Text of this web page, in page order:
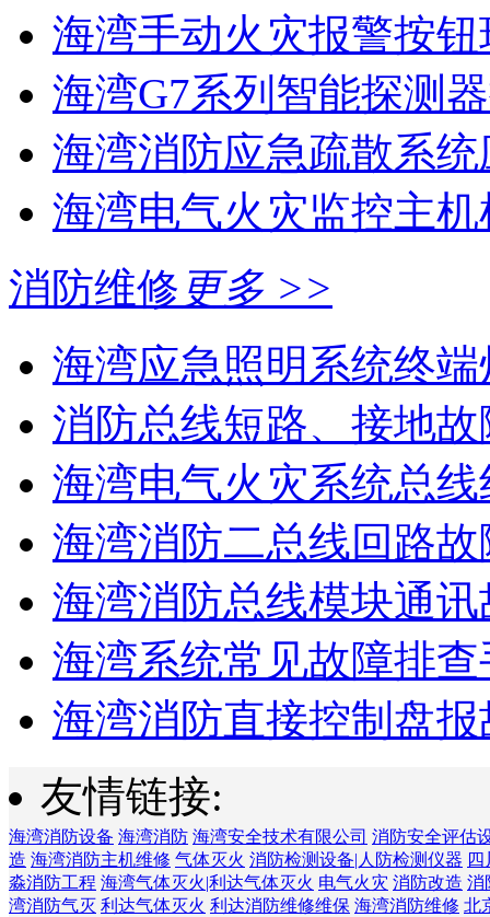
海湾手动火灾报警按钮
海湾G7系列智能探测
海湾消防应急疏散系统
海湾电气火灾监控主
消防维修 更多 >>
海湾应急照明系统终端
消防总线短路、接地故
海湾电气火灾系统总线
海湾消防二总线回路故
海湾消防总线模块通讯
海湾系统常见故障排
海湾消防直接控制盘报
友情链接:
海湾消防设备 海湾消防 海湾安全技术有限公司 消防安全评估
造 海湾消防主机维修 气体灭火 消防检测设备|人防检测仪器
淼消防工程 海湾气体灭火|利达气体灭火 电气火灾 消防改造 消
湾消防气灭 利达气体灭火 利达消防维修维保 海湾消防维修 北